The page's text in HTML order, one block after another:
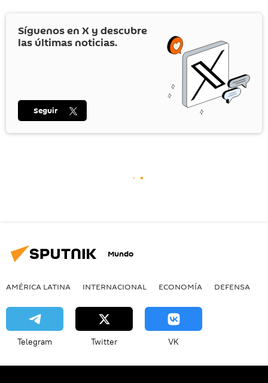
Síguenos en X y descubre
las últimas noticias.
Seguir
Mundo
AMÉRICA LATINA INTERNACIONAL ECONOMÍA DEFENSA
Telegram Twitter VK